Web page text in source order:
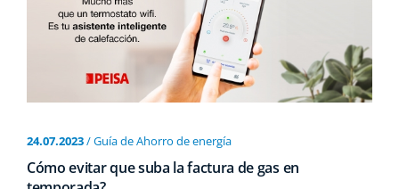
24.07.2023/ Guía de Ahorro de energí­a
Cómo evitar que suba la factura de gas en